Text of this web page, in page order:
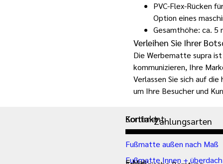
PVC-Flex-Rücken
Option eines
Gesamthöhe: ca. 5
Verleihen Sie Ihrer
Die Werbematte supra
kommunizieren, Ihre
Verlassen Sie sich auf
um Ihre Besucher und
Kontakt
Sortiment
Fußmatte außen nach Maß
Fußmatte Innen +
Zahlungsarten